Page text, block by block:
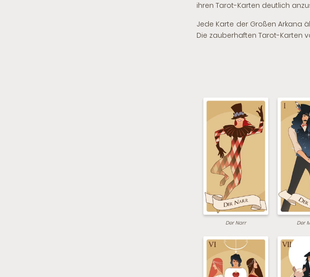
ihren Tarot-Karten deutlich
Jede Karte der Großen Arkana
Die zauberhaften Tarot-Karten
Der Narr Der